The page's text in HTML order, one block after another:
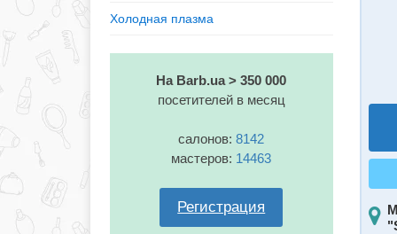
Холодная плазма
На Barb.ua > 350 000
посетителей в месяц
салонов:8142
мастеров: 14463
Регистрация